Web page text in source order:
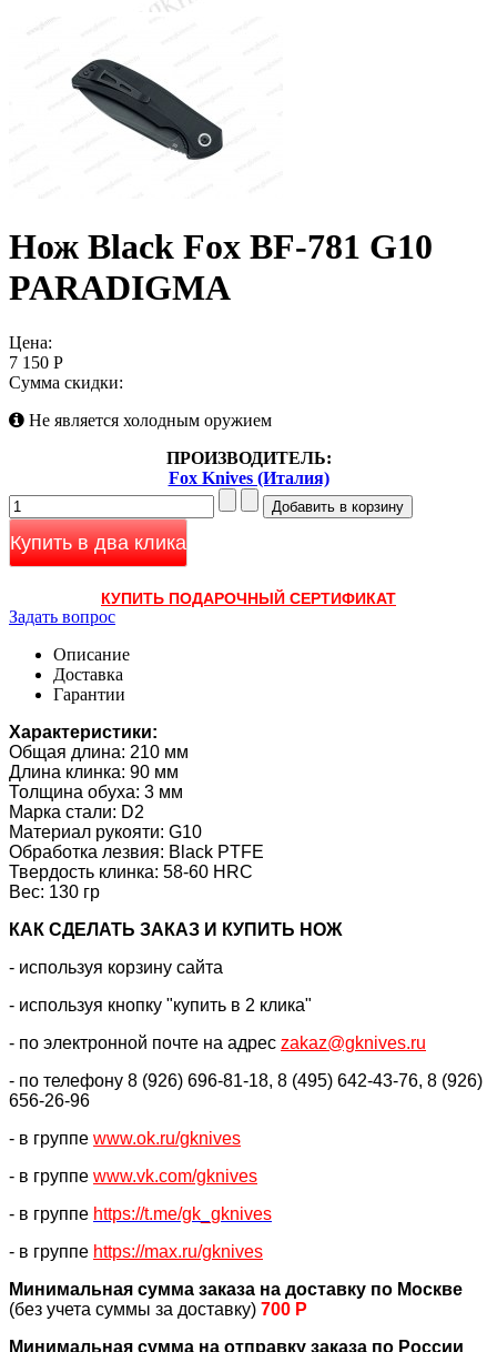
Нож Black Fox BF-781 G10
PARADIGMA
Цена:
7 150 Р
Сумма скидки:
Не является холодным оружием
ПРОИЗВОДИТЕЛЬ:
Fox Knives (Италия)
Купить в два клика
КУПИТЬ ПОДАРОЧНЫЙ СЕРТИФИКАТ
Задать вопрос
Описание
Доставка
Гарантии
Характеристики:
Общая длина: 210 мм
Длина клинка: 90 мм
Толщина обуха: 3 мм
Марка стали: D2
Материал рукояти: G10
Обработка лезвия: Black PTFE
Твердость клинка: 58-60 HRC
Вес: 130 гр
КАК CДЕЛАТЬ ЗАКАЗ И КУПИТЬ НОЖ
- используя корзину сайта
- используя кнопку "купить в 2 клика"
- по электронной почте на адрес zakaz@gknives.ru
- по телефону 8 (926) 696-81-18, 8 (495) 642-43-76, 8 (926)
656-26-96
- в группе www.ok.ru/gknives
- в группе www.vk.com/gknives
- в группе https://t.me/gk_gknives
- в группе https://max.ru/gknives
Минимальная сумма заказа на доставку по Москве
(без учета суммы за доставку) 700 Р
Минимальная сумма на отправку заказа по России